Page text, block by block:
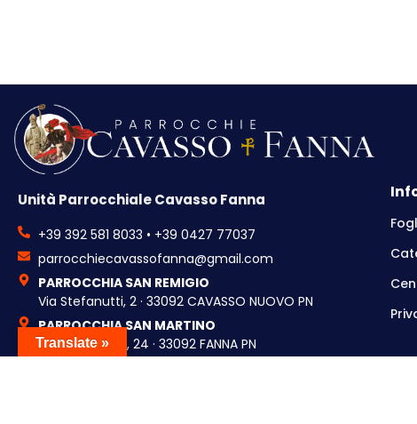
Unità Parrocchiale Cavasso Fanna
+39 392 581 8033 • +39 0427 77037
parrocchiecavassofanna@gmail.com
PARROCCHIA SAN REMIGIO
Via Stefanutti, 2 · 33092 CAVASSO NUOVO PN
PARROCCHIA SAN MARTINO
Via Montelieto, 24 · 33092 FANNA PN
Translate »